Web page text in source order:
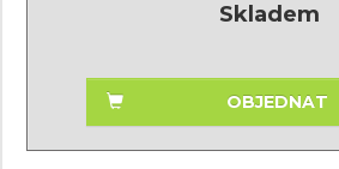
Skladem
OBJEDNAT